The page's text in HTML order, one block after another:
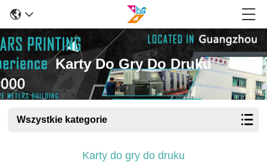
Karty Do Gry Do Druku
Wszystkie kategorie
Karty do gry do druku